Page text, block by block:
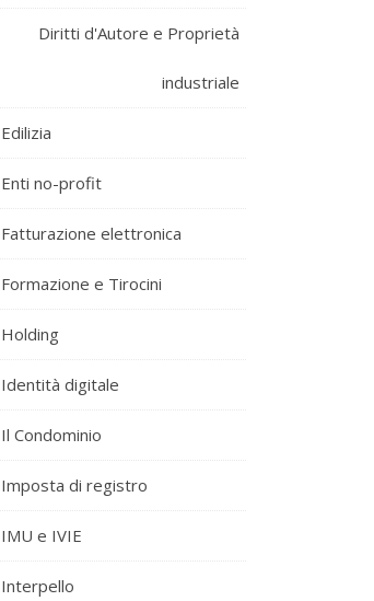
Diritti d'Autore e Proprietà
industriale
Edilizia
Enti no-profit
Fatturazione elettronica
Formazione e Tirocini
Holding
Identità digitale
Il Condominio
Imposta di registro
IMU e IVIE
Interpello